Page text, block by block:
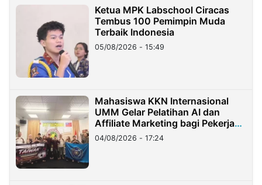
Ketua MPK Labschool Ciracas
Tembus 100 Pemimpin Muda
Terbaik Indonesia
05/08/2026 - 15:49
Mahasiswa KKN Internasional
UMM Gelar Pelatihan AI dan
Affiliate Marketing bagi Pekerja
Migran Indonesia di Taiwan
04/08/2026 - 17:24